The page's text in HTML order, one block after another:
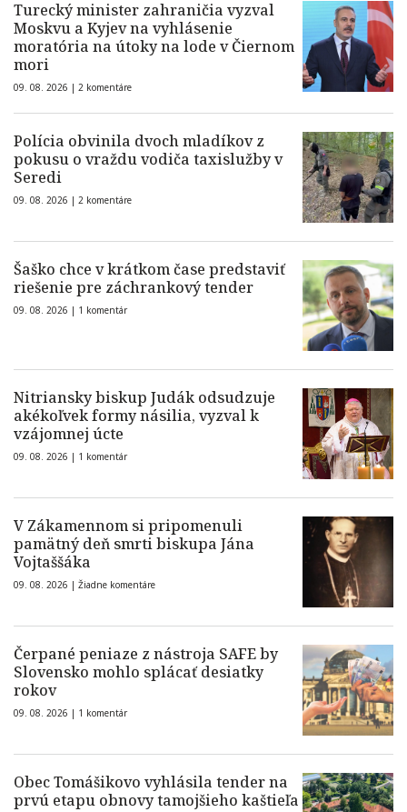
Turecký minister zahraničia vyzval
Moskvu a Kyjev na vyhlásenie
moratória na útoky na lode v Čiernom
mori
09. 08. 2026 | 2 komentáre
Polícia obvinila dvoch mladíkov z
pokusu o vraždu vodiča taxislužby v
Seredi
09. 08. 2026 | 2 komentáre
Šaško chce v krátkom čase predstaviť
riešenie pre záchrankový tender
09. 08. 2026 | 1 komentár
Nitriansky biskup Judák odsudzuje
akékoľvek formy násilia, vyzval k
vzájomnej úcte
09. 08. 2026 | 1 komentár
V Zákamennom si pripomenuli
pamätný deň smrti biskupa Jána
Vojtaššáka
09. 08. 2026 | Žiadne komentáre
Čerpané peniaze z nástroja SAFE by
Slovensko mohlo splácať desiatky
rokov
09. 08. 2026 | 1 komentár
Obec Tomášikovo vyhlásila tender na
prvú etapu obnovy tamojšieho kaštieľa